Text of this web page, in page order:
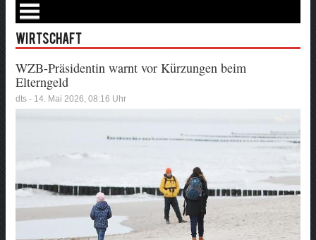
Wirtschaft
WZB-Präsidentin warnt vor Kürzungen beim
Elterngeld
dts - 14. Mai 2026, 08:16 Uhr